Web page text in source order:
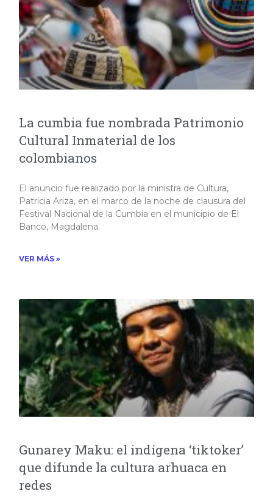
La cumbia fue nombrada Patrimonio
Cultural Inmaterial de los
colombianos
El anuncio fue realizado por la ministra de Cultura,
Patricia Ariza, en el marco de la noche de clausura del
Festival Nacional de la Cumbia en el municipio de El
Banco, Magdalena.
VER MÁS »
Gunarey Maku: el indígena ‘tiktoker’
que difunde la cultura arhuaca en
redes